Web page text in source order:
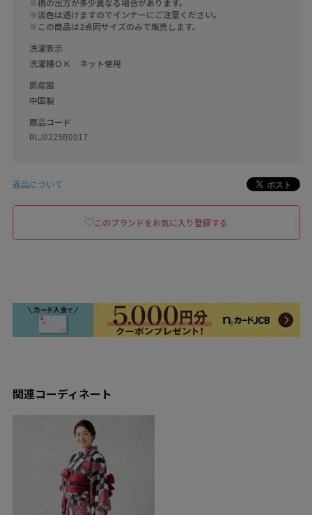
※淡色は透けますのでインナーにご注意ください。
※この商品は2点同サイズのみで販売します。
洗濯表示
洗濯機ＯＫ　ネット使用
原産国
中国製
商品コード
BLJ0225B0017
返品について
このブランドをお気に入り登録する
関連コーディネート